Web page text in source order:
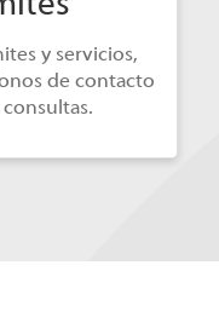
y servicios,
de contacto